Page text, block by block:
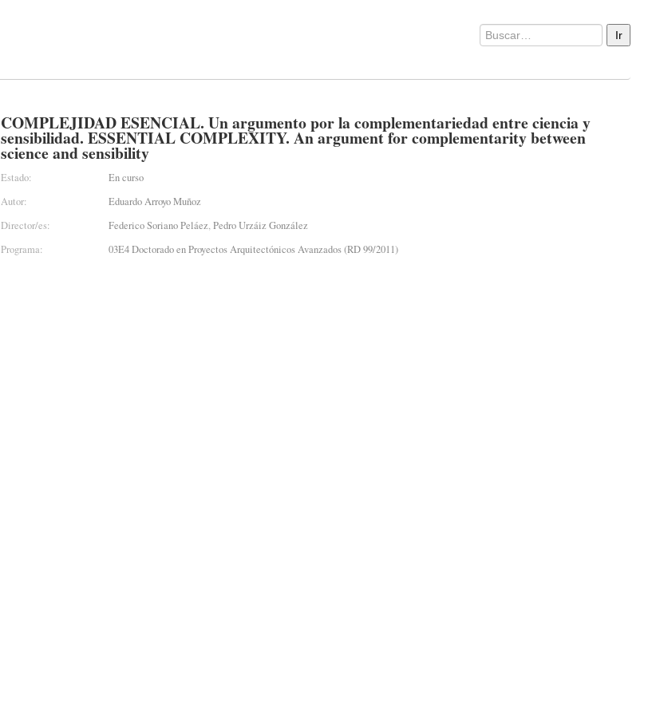
COMPLEJIDAD ESENCIAL. Un argumento por la complementariedad entre ciencia y
sensibilidad. ESSENTIAL COMPLEXITY. An argument for complementarity between
science and sensibility
Estado:
En curso
Autor:
Eduardo Arroyo Muñoz
Director/es:
Federico Soriano Peláez,Pedro Urzáiz González
Programa:
03E4 Doctorado en Proyectos Arquitectónicos Avanzados (RD 99/2011)